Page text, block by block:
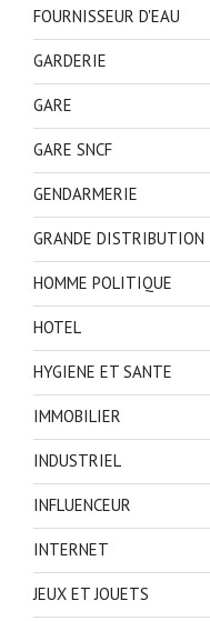
FOURNISSEUR D'EAU
GARDERIE
GARE
GARE SNCF
GENDARMERIE
GRANDE DISTRIBUTION
HOMME POLITIQUE
HOTEL
HYGIENE ET SANTE
IMMOBILIER
INDUSTRIEL
INFLUENCEUR
INTERNET
JEUX ET JOUETS